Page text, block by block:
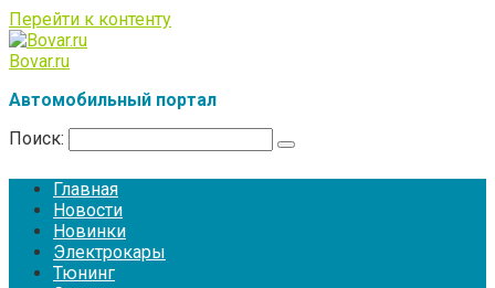
Перейти к контенту
Bovar.ru
Автомобильный портал
Поиск:
Главная
Новости
Новинки
Электрокары
Тюнинг